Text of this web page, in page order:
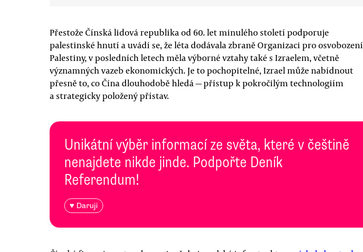
Přestože Čínská lidová republika od 60. let minulého století podporuje
palestinské hnutí a uvádí se, že léta dodávala zbraně Organizaci pro osvobození
Palestiny, v posledních letech měla výborné vztahy také s Izraelem, včetně
významných vazeb ekonomických. Je to pochopitelné, Izrael může nabídnout
přesně to, co Čína dlouhodobě hledá — přístup k pokročilým technologiím
a strategicky položený přístav.
Unikátní výběr informací ze světa, které v češtině
nenajdete nikde jinde. Podpořte Deník
Referendum!
♥ Daruji